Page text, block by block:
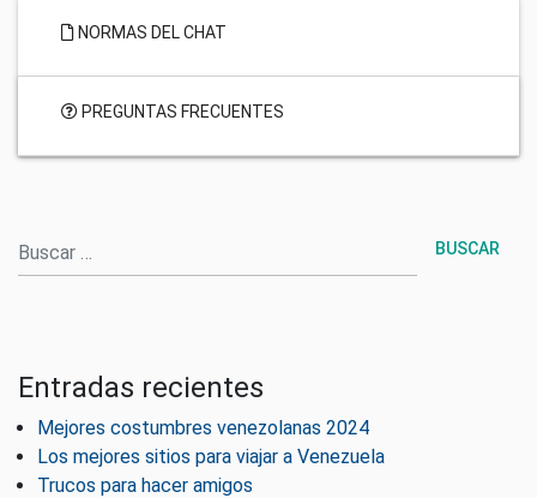
NORMAS DEL CHAT
PREGUNTAS FRECUENTES
Entradas recientes
Mejores costumbres venezolanas 2024
Los mejores sitios para viajar a Venezuela
Trucos para hacer amigos